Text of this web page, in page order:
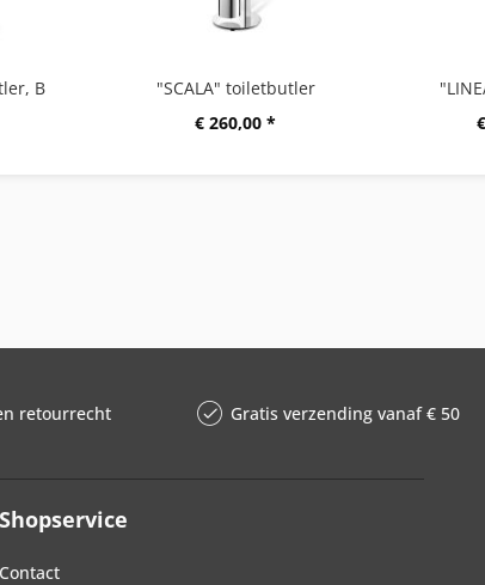
B
"SCALA" toiletbutler
€ 260,00 *
retourrecht Gratis verzending vanaf € 50
Shopservice
Contact